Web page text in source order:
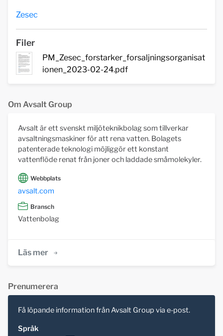
Zesec
Filer
PM_Zesec_forstarker_forsaljningsorganisat
ionen_2023-02-24.pdf
Om Avsalt Group
Avsalt är ett svenskt miljöteknikbolag som tillverkar
avsaltningsmaskiner för att rena vatten. Bolagets
patenterade teknologi möjliggör ett konstant
vattenflöde renat från joner och laddade småmolekyler.
Webbplats
avsalt.com
Bransch
Vattenbolag
Läs mer
Prenumerera
Få löpande information från Avsalt Group via e-post.
Språk